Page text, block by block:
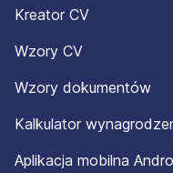
Kreator CV
Wzory CV
Wzory dokumentów
Kalkulator
Aplikacja mobilna